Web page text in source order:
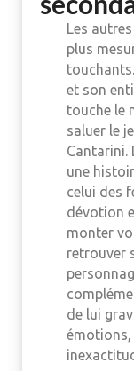
Les
plus
et son
touche le
saluer le
Cantarini.
une
celui des
dévotion
monter
retrouver
de lui